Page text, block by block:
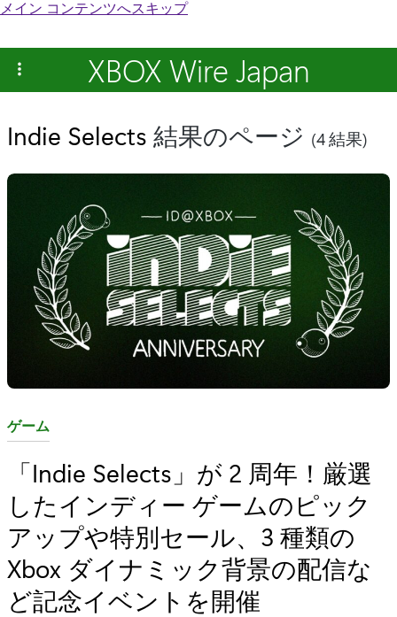
メイン コンテンツへスキップ
XBOX Wire Japan
Indie Selects 結果のページ (4 結果)
カ
リ
ゲーム
「Indie Selects」が 2 周年！厳選
したインディー ゲームのピック
アップや特別セール、3 種類の
Xbox ダイナミック背景の配信な
ど記念イベントを開催